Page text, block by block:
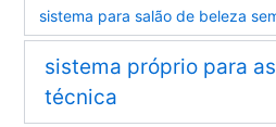
sistema para salão de beleza
sistema próprio para
técnica